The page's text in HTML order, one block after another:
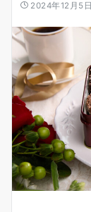
2024年12月5日